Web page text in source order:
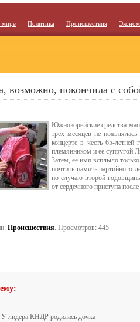
мире Политика Происшествия
возможно, покончила с
Южнокорейские средства
трех месяцев не
концерте в честь 65-
племянником и ее супругой
Затем, ее имя всплыло
почтить память
по случаю второй
от сердечного приступа
Происшествия. Просмотров: 445
У лидера КНДР родилась дочка